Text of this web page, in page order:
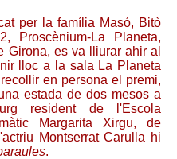
per la família Masó, Bitò
Proscènium-La Planeta,
Girona, es va lliurar ahir al
lloc a la sala La Planeta
en persona el premi,
estada de dos mesos a
resident de l'Escola
Margarita Xirgu, de
Montserrat Carulla hi
.